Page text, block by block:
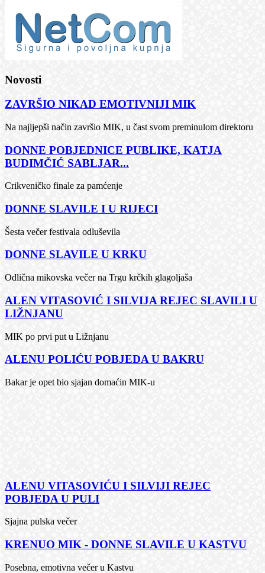
Novosti
ZAVRŠIO NIKAD EMOTIVNIJI MIK
Na najljepši način završio MIK, u čast svom preminulom direktoru
DONNE POBJEDNICE PUBLIKE, KATJA
BUDIMČIĆ SABLJAR...
Crikveničko finale za pamćenje
DONNE SLAVILE I U RIJECI
Šesta večer festivala odluševila
DONNE SLAVILE U KRKU
Odlična mikovska večer na Trgu krčkih glagoljaša
ALEN VITASOVIĆ I SILVIJA REJEC SLAVILI U
LIŽNJANU
MIK po prvi put u Ližnjanu
ALENU POLIĆU POBJEDA U BAKRU
Bakar je opet bio sjajan domaćin MIK-u
ALENU VITASOVIĆU I SILVIJI REJEC
POBJEDA U PULI
Sjajna pulska večer
KRENUO MIK - DONNE SLAVILE U KASTVU
Posebna, emotivna večer u Kastvu